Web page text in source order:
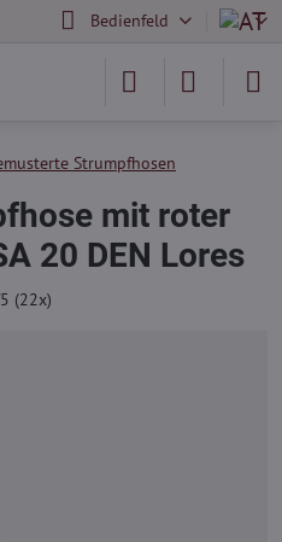
Bedienfeld
Strumpfhosen
mit roter
20 DEN Lores
5 (22x)